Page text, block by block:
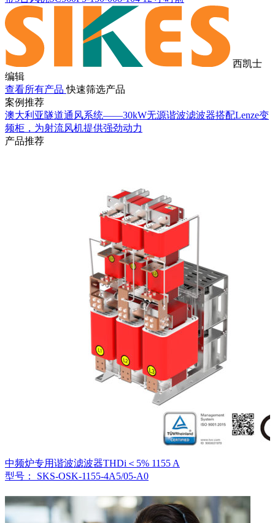
西凯士
编辑
查看所有产品 快速筛选产品
案例推荐
澳大利亚隧道通风系统——30kW无源谐波滤波器搭配Lenze变
频柜，为射流风机提供强劲动力
产品推荐
中频炉专用谐波滤波器THDi＜5% 1155 A
型号： SKS-OSK-1155-4A5/05-A0